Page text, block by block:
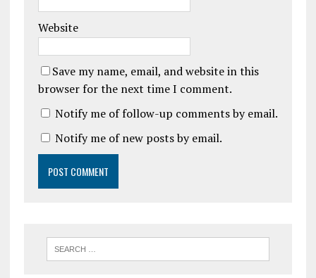
Website
Save my name, email, and website in this
browser for the next time I comment.
Notify me of follow-up comments by email.
Notify me of new posts by email.